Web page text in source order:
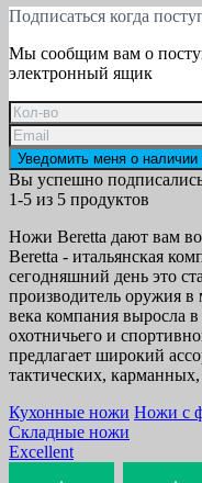
Подписаться когда
Мы сообщим вам о
электронный ящик
Уведомить меня о наличии
Вы успешно
1-5 из 5 продуктов
Ножи Beretta дают вам
Beretta - итальянская
сегодняшний день это
производитель оружия
века компания выросла
охотничьего и
предлагает широкий
тактических,
Кухонные ножи Ножи с
Складные ножи
Excellent